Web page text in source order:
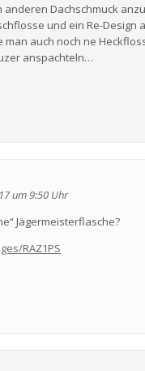
Dachschmuck
und ein Re-Design
man auch noch ne
anspachteln…
um 9:50 Uhr
Jägermeisterflasche?
RAZ1PS